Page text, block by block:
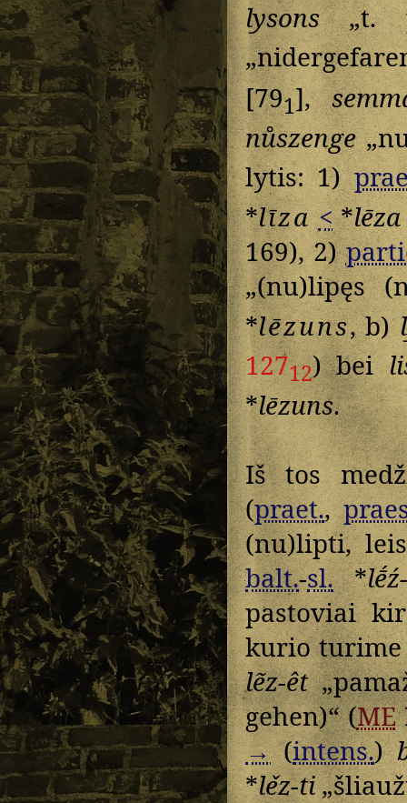
lysons„t.
[791],
nůszenge
lytis: 1)
*līza <*lēza
169), 2)
„(nu)lipęs
*lēzuns, b)
12712) bei
*lēzuns.
Iš tos
(praet.,
(nu)lipti,
balt.-sl.*lḗź-
pastoviai
kurio
lẽz-êt
gehen)“ (ME
→(intens.)
*lěz-ti